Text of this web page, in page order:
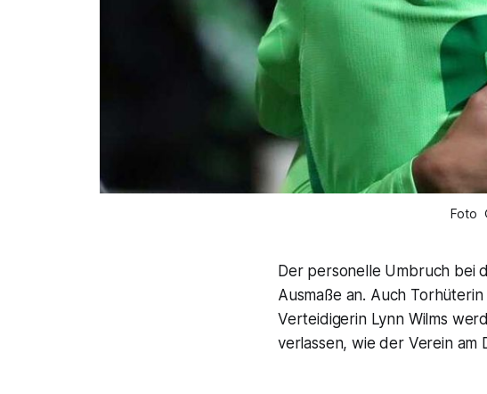
Foto
Der personelle Umbruch bei
Ausmaße an. Auch Torhüterin
Verteidigerin Lynn Wilms
verlassen, wie der Verein am